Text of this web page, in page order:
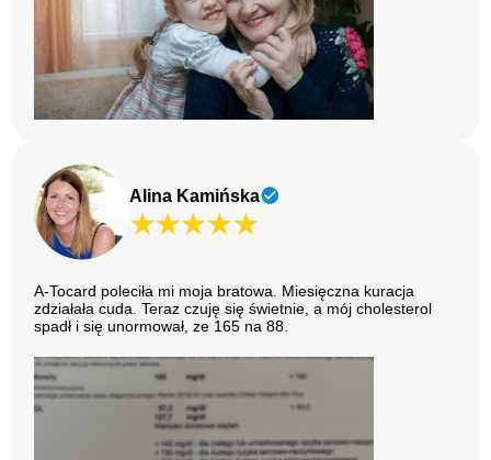
Alina Kamińska
A-Tocard poleciła mi moja bratowa. Miesięczna kuracja
zdziałała cuda. Teraz czuję się świetnie, a mój cholesterol
spadł i się unormował, ze 165 na 88.